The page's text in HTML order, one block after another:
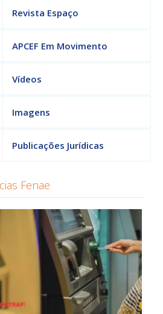
Revista Espaço
APCEF Em Movimento
Vídeos
Imagens
Publicações Jurídicas
Fenae